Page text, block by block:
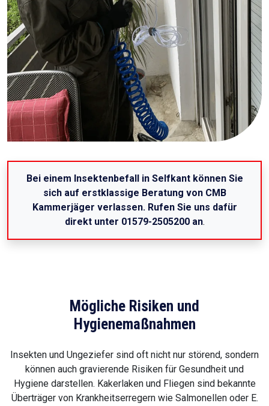
Bei einem Insektenbefall in Selfkant können Sie
sich auf erstklassige Beratung von CMB
Kammerjäger verlassen. Rufen Sie uns dafür
direkt unter 01579-2505200 an.
Mögliche Risiken und
Hygienemaßnahmen
Insekten und Ungeziefer sind oft nicht nur störend, sondern
können auch gravierende Risiken für Gesundheit und
Hygiene darstellen. Kakerlaken und Fliegen sind bekannte
Überträger von Krankheitserregern wie Salmonellen oder E.